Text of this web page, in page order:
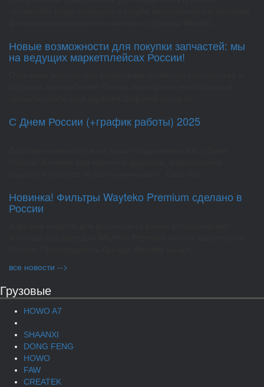
Новые возможности для покупки запчастей: мы
на ведущих маркетплейсах России!
С Днем России (+график работы) 2025
Новинка! Фильтры Wayteko Premium сделано в
России
все новости -->
Грузовые
HOWO A7
SHAANXI
DONG FENG
HOWO
FAW
CREATEK